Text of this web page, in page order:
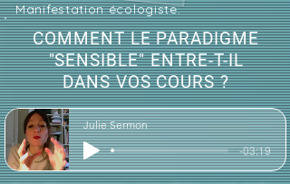
Manifestation écologiste.
COMMENT LE PARADIGME
"SENSIBLE" ENTRE-T-IL
DANS VOS COURS ?
Julie Sermon
-03:19